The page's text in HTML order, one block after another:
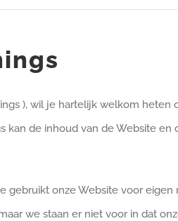
), wil je hartelijk welkom heten
de inhoud van de Website
onze Website voor
we staan er niet voor in dat